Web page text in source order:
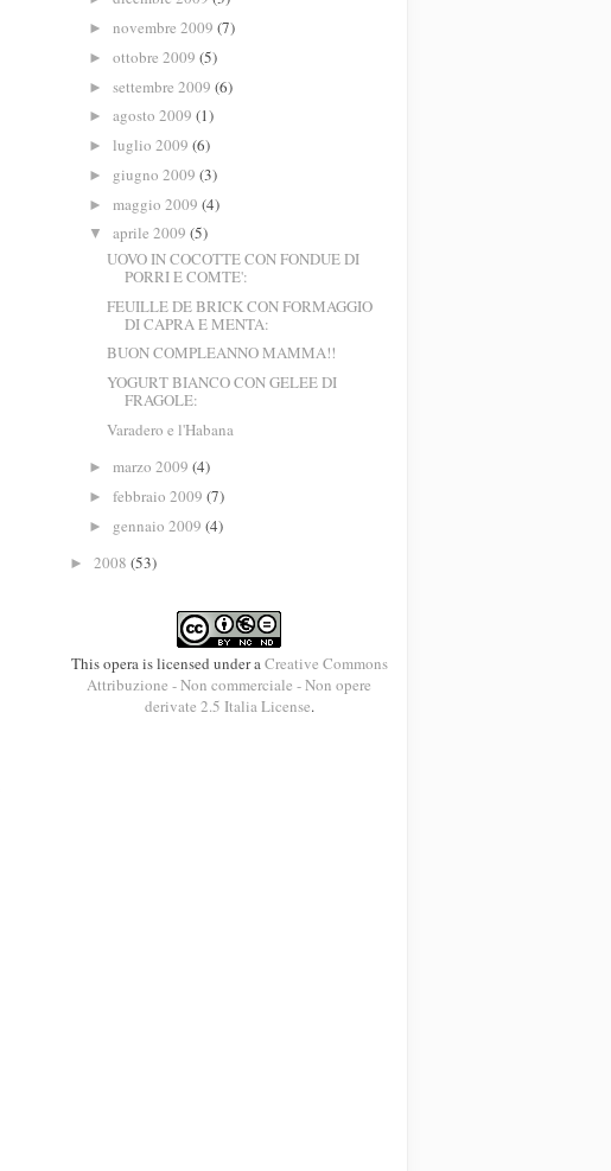
► novembre 2009 (7)
► ottobre 2009 (5)
► settembre 2009 (6)
► agosto 2009 (1)
► luglio 2009 (6)
► giugno 2009 (3)
► maggio 2009 (4)
▼ aprile 2009 (5)
UOVO IN COCOTTE CON FONDUE DI
PORRI E COMTE':
FEUILLE DE BRICK CON FORMAGGIO
DI CAPRA E MENTA:
BUON COMPLEANNO MAMMA!!
YOGURT BIANCO CON GELEE DI
FRAGOLE:
Varadero e l'Habana
► marzo 2009 (4)
► febbraio 2009 (7)
► gennaio 2009 (4)
► 2008 (53)
This opera is licensed under aCreative Commons
Attribuzione - Non commerciale - Non opere
derivate 2.5 Italia License.